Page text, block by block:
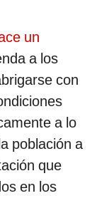
un
a los
con
a lo
población a
que
en los